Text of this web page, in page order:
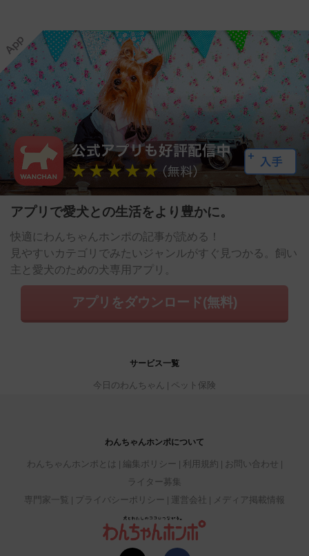
アプリで愛犬との生活をより豊かに。
快適にわんちゃんホンポの記事が読める！
見やすいカテゴリでみたいジャンルがすぐ見つかる。飼い
主と愛犬のための犬専用アプリ。
アプリをダウンロード(無料)
サービス一覧
今日のわんちゃん ペット保険
わんちゃんホンポについて
わんちゃんホンポとは 編集ポリシー 利用規約
お問い合わせ
ライター募集
専門家一覧
プライバシーポリシー 運営会社 メディア掲載情報